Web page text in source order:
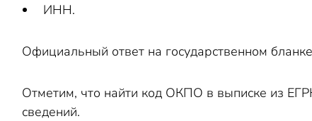
ИНН.
Официальный ответ на государственном
Отметим, что найти код ОКПО в выписке из
сведений.